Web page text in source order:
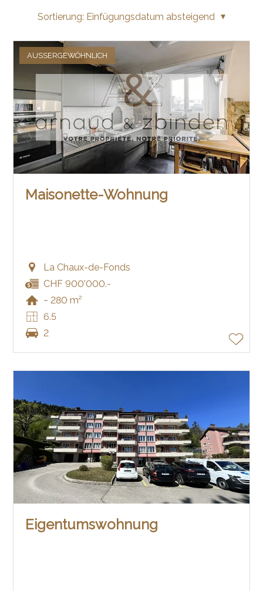
Sortierung: Einfügungsdatum absteigend
AUSSERGEWÖHNLICH
Maisonette-Wohnung
La Chaux-de-Fonds
CHF 900'000.-
~ 280 m²
6.5
2
Eigentumswohnung